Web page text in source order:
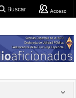
Buscar Acceso